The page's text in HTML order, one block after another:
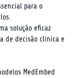
para o
solução eficaz
de decisão clínica e
MedEmbed